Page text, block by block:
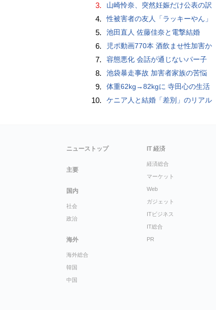
3. 山崎怜奈、突然妊娠だけ公表の訳
4. 性被害者の友人「ラッキーやん」
5. 池田直人 佐藤佳奈と電撃結婚
6. 児ポ動画770本 酒飲ませ性加害か
7. 容態悪化 会話が通じないパー子
8. 池袋暴走事故 加害者家族の苦悩
9. 体重62kg→82kgに 寺田心の生活
10. ケニア人と結婚「差別」のリアル
ニューストップ
主要
国内
社会
政治
海外
海外総合
韓国
中国
IT 経済
経済総合
マーケット
Web
ガジェット
ITビジネス
IT総合
PR